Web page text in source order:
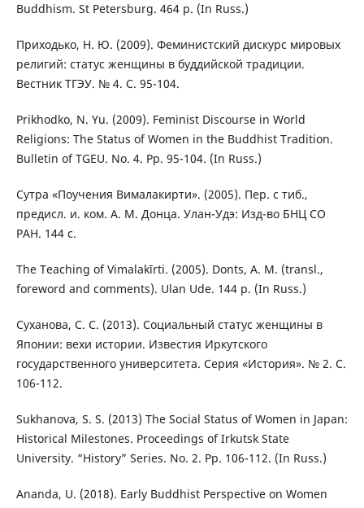
Buddhism. St Petersburg. 464 p. (In Russ.)
Приходько, Н. Ю. (2009). Феминистский дискурс мировых
религий: статус женщины в буддийской традиции.
Вестник ТГЭУ. № 4. С. 95-104.
Prikhodko, N. Yu. (2009). Feminist Discourse in World
Religions: The Status of Women in the Buddhist Tradition.
Bulletin of TGEU. No. 4. Pp. 95-104. (In Russ.)
Сутра «Поучения Вималакирти». (2005). Пер. с тиб.,
предисл. и. ком. A. M. Донца. Улан-Удэ: Изд-во БНЦ СО
РАН. 144 с.
The Teaching of Vimalakīrti. (2005). Donts, A. M. (transl.,
foreword and comments). Ulan Ude. 144 p. (In Russ.)
Суханова, С. С. (2013). Социальный статус женщины в
Японии: вехи истории. Известия Иркутского
государственного университета. Серия «История». № 2. С.
106-112.
Sukhanova, S. S. (2013) The Social Status of Women in Japan:
Historical Milestones. Proceedings of Irkutsk State
University. “History” Series. No. 2. Pp. 106-112. (In Russ.)
Ananda, U. (2018). Early Buddhist Perspective on Women